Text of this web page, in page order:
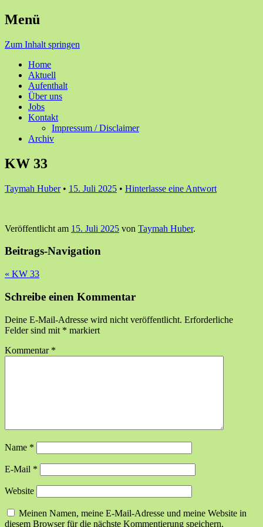
Rohrbach
Menü
Zum Inhalt springen
Home
Aktuell
Aufenthalt
Über uns
Jobs
Kontakt
Impressum / Disclaimer
Archiv
KW 33
Taymah Huber • 15. Juli 2025 • Hinterlasse eine Antwort
Veröffentlicht am 15. Juli 2025 von Taymah Huber.
Beitrags-Navigation
« KW 33
Schreibe einen Kommentar
Deine E-Mail-Adresse wird nicht veröffentlicht. Erforderliche
Felder sind mit * markiert
Kommentar *
Name *
E-Mail *
Website
Meinen Namen, meine E-Mail-Adresse und meine Website in
diesem Browser für die nächste Kommentierung speichern.